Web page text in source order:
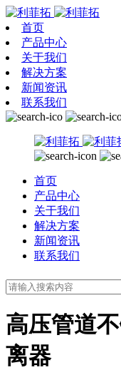
首页
产品中心
关于我们
解决方案
新闻资讯
联系我们
首页
产品中心
关于我们
解决方案
新闻资讯
联系我们
高压管道
离器